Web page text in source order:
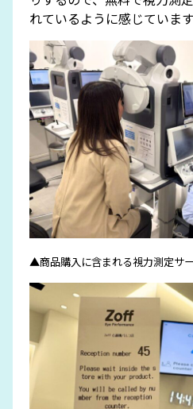
れているように感じています
▲商品購入に含まれる視力測定サ